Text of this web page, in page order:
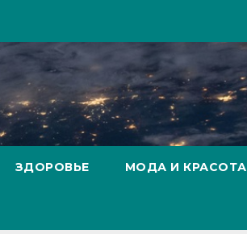
ЗДОРОВЬЕ МОДА И КРАСОТА